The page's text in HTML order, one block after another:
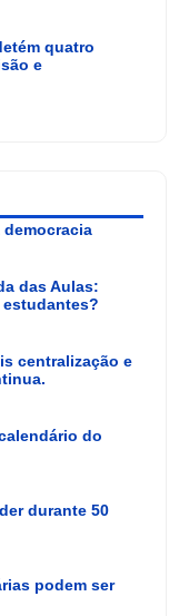
quatro
e
democracia
das Aulas:
centralização e
do
durante 50
podem ser